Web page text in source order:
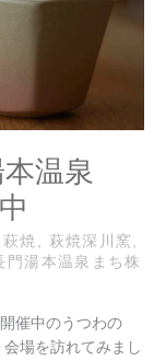
温泉
萩焼 , 萩焼深川窯 ,
門湯本温泉まち株
催中のうつわの
場を訪れてみまし